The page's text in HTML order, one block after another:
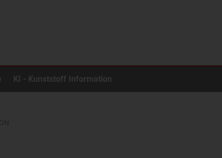
KI - Kunststoff Information